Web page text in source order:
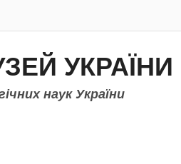
УКРАЇНИ
наук України